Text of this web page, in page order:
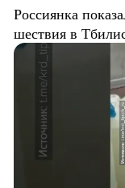
Россиянка
шествия в